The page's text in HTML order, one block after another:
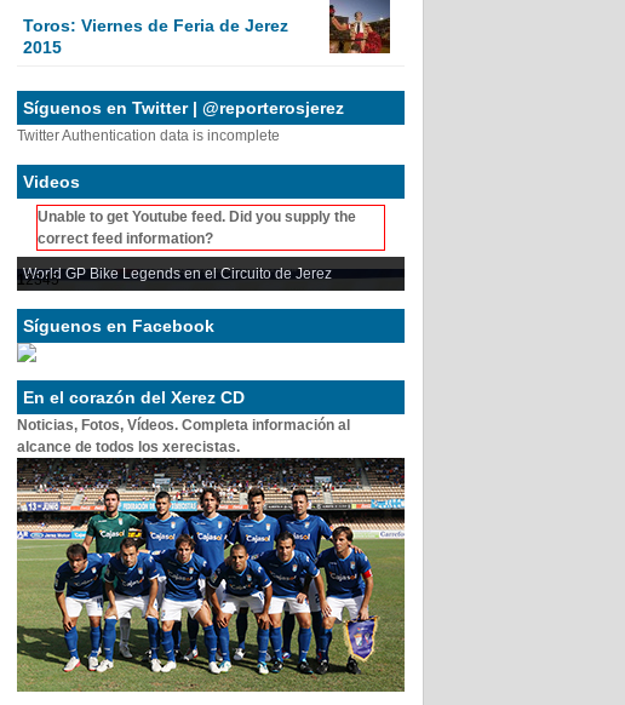
Toros: Viernes de Feria de Jerez
2015
Síguenos en Twitter | @reporterosjerez
Twitter Authentication data is incomplete
Videos
Unable to get Youtube feed. Did you supply the
correct feed information?
World GP Bike Legends en el Circuito de Jerez
12345
Síguenos en Facebook
En el corazón del Xerez CD
Noticias, Fotos, Vídeos. Completa información al
alcance de todos los xerecistas.